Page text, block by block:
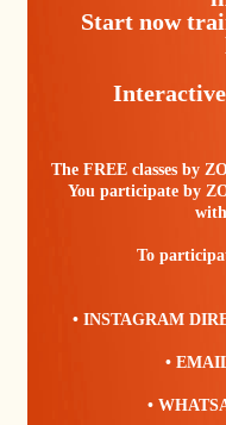
Start now
The FREE classes by
You participate by
To
• INSTAGRAM
•
•